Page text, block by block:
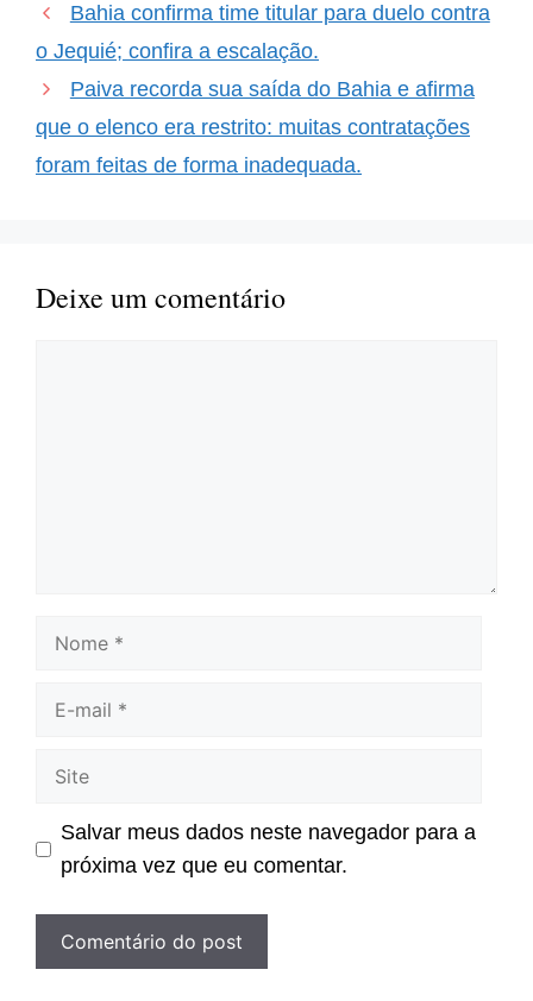
…
Bahia confirma time titular para duelo contra
o Jequié; confira a escalação.
Paiva recorda sua saída do Bahia e afirma
que o elenco era restrito: muitas contratações
foram feitas de forma inadequada.
Deixe um comentário
Nome
Site
Salvar meus dados neste navegador para a
próxima vez que eu comentar.